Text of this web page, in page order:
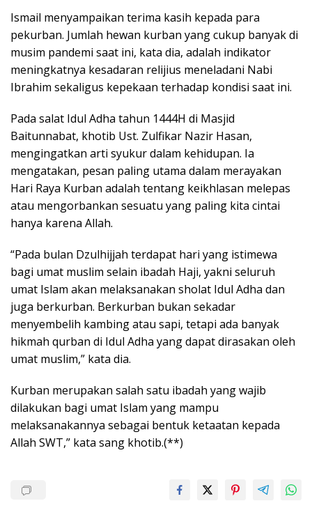
Ismail menyampaikan terima kasih kepada para
pekurban. Jumlah hewan kurban yang cukup banyak di
musim pandemi saat ini, kata dia, adalah indikator
meningkatnya kesadaran relijius meneladani Nabi
Ibrahim sekaligus kepekaan terhadap kondisi saat ini.
Pada salat Idul Adha tahun 1444H di Masjid
Baitunnabat, khotib Ust. Zulfikar Nazir Hasan,
mengingatkan arti syukur dalam kehidupan. Ia
mengatakan, pesan paling utama dalam merayakan
Hari Raya Kurban adalah tentang keikhlasan melepas
atau mengorbankan sesuatu yang paling kita cintai
hanya karena Allah.
“Pada bulan Dzulhijjah terdapat hari yang istimewa
bagi umat muslim selain ibadah Haji, yakni seluruh
umat Islam akan melaksanakan sholat Idul Adha dan
juga berkurban. Berkurban bukan sekadar
menyembelih kambing atau sapi, tetapi ada banyak
hikmah qurban di Idul Adha yang dapat dirasakan oleh
umat muslim,” kata dia.
Kurban merupakan salah satu ibadah yang wajib
dilakukan bagi umat Islam yang mampu
melaksanakannya sebagai bentuk ketaatan kepada
Allah SWT,” kata sang khotib.(**)